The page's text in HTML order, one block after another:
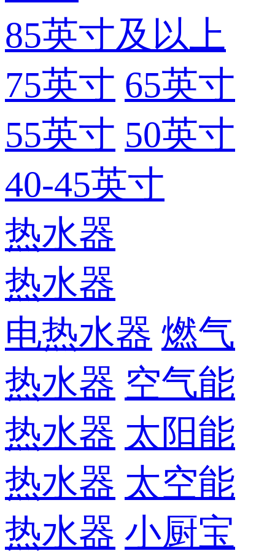
85英寸及以上
75英寸 65英寸
55英寸 50英寸
40-45英寸
热水器
热水器
电热水器 燃气
热水器 空气能
热水器 太阳能
热水器 太空能
热水器 小厨宝